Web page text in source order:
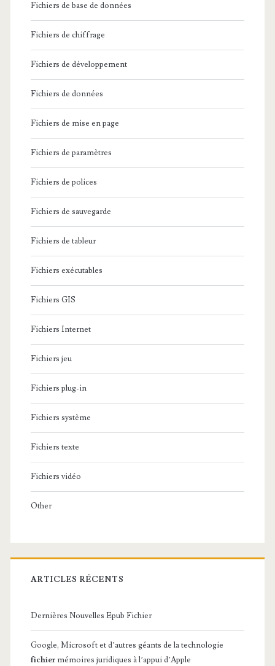
Fichiers de base de données
Fichiers de chiffrage
Fichiers de développement
Fichiers de données
Fichiers de mise en page
Fichiers de paramètres
Fichiers de polices
Fichiers de sauvegarde
Fichiers de tableur
Fichiers exécutables
Fichiers GIS
Fichiers Internet
Fichiers jeu
Fichiers plug-in
Fichiers système
Fichiers texte
Fichiers vidéo
Other
ARTICLES RÉCENTS
Dernières Nouvelles Epub Fichier
Google, Microsoft et d’autres géants de la technologie
fichier mémoires juridiques à l’appui d’Apple